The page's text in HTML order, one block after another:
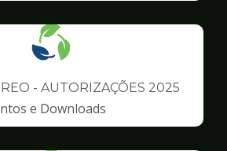
Ilustração
pagina
Meio
- AUTORIZAÇÕES 2025
e Downloads